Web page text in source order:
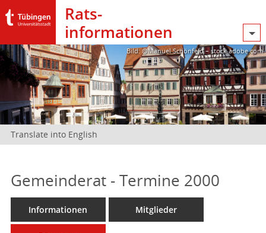
Rats­
informationen
Bild: @Manuel Schönfeld – stock.adobe.com
Translate into English
Gemeinderat - Termine 2000
Informationen Mitglieder